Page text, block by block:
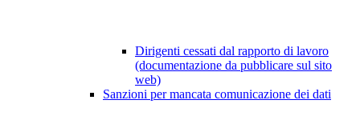
Dirigenti cessati dal rapporto di lavoro
(documentazione da pubblicare sul sito
web)
Sanzioni per mancata comunicazione dei dati